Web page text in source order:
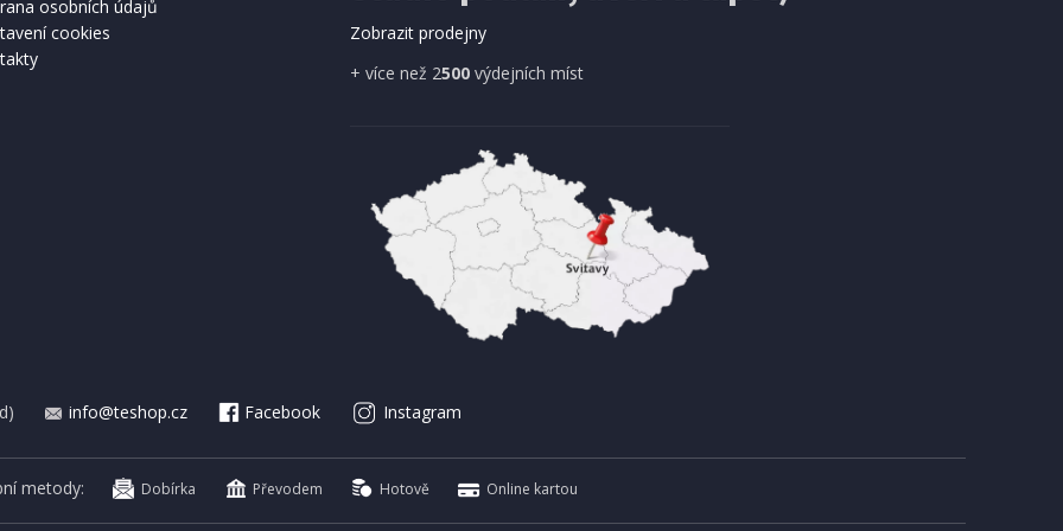
ZDARMA
osobních údajů
cookies
Zobrazit prodejny
+ více než 2500výdejních míst
info@teshop.cz Facebook Instagram
metody: Dobírka Převodem Hotově Online kartou